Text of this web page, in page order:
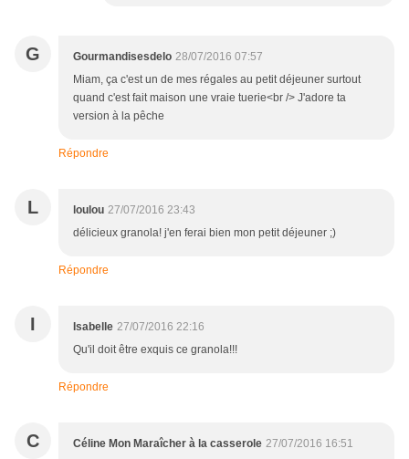
G Gourmandisesdelo 28/07/2016 07:57
Miam, ça c'est un de mes régales au petit déjeuner surtout
quand c'est fait maison une vraie tuerie<br /> J'adore ta
version à la pêche
Répondre
L loulou 27/07/2016 23:43
délicieux granola! j'en ferai bien mon petit déjeuner ;)
Répondre
I Isabelle 27/07/2016 22:16
Qu'il doit être exquis ce granola!!!
Répondre
C Céline Mon Maraîcher à la casserole 27/07/2016 16:51